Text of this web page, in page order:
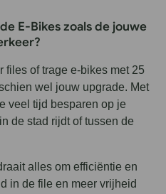
E-Bikes zoals de jouwe
files of trage e-bikes met 25
wel jouw upgrade. Met
veel tijd besparen op je
de stad rijdt of tussen de
alles om efficiëntie en
in de file en meer vrijheid